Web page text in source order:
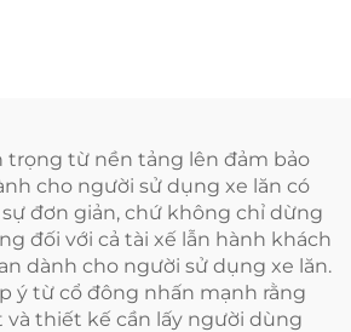
trọng từ nền tảng lên đảm bảo
cho người sử dụng xe lăn có
đơn giản, chứ không chỉ dừng
đối với cả tài xế lẫn hành khách
dành cho người sử dụng xe lăn.
ý từ cổ đông nhấn mạnh rằng
và thiết kế cần lấy người dùng